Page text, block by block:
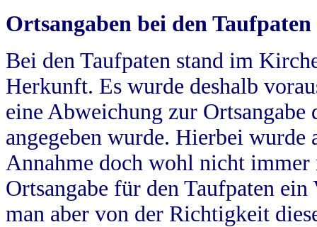
Ortsangaben bei den Taufpaten
Bei den Taufpaten stand im
Herkunft. Es wurde deshalb
eine Abweichung zur
angegeben wurde. Hierbei wurde
Annahme doch wohl nicht
Ortsangabe für den Taufpaten
man aber von der Richtigkeit